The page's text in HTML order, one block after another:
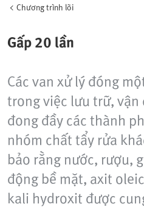
Chương trình lõi
Gấp 20 lần
Các van xử lý đóng
trong việc lưu trữ, vận
đong đầy các thành
nhóm chất tẩy rửa
bảo rằng nước, rượu,
động bề mặt, axit
kali hydroxit được